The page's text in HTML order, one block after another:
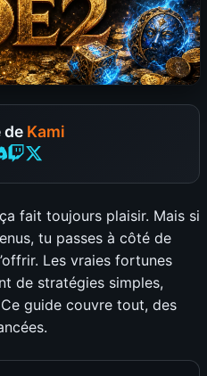
de Kami
fait toujours plaisir. Mais si
tu passes à côté de
Les vraies fortunes
de stratégies simples,
guide couvre tout, des